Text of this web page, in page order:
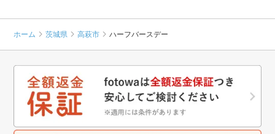
ホーム 茨城県 高萩市 ハーフバースデー